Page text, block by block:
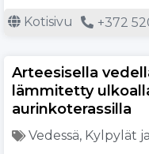
Kotisivu +372
Arteesisella
lämmitetty
aurinkoterassilla
Vedessä, Kylpylät